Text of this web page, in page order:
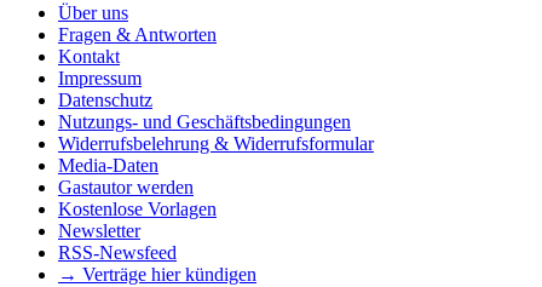
Über uns
Fragen & Antworten
Kontakt
Impressum
Datenschutz
Nutzungs- und Geschäftsbedingungen
Widerrufsbelehrung & Widerrufsformular
Media-Daten
Gastautor werden
Kostenlose Vorlagen
Newsletter
RSS-Newsfeed
→ Verträge hier kündigen